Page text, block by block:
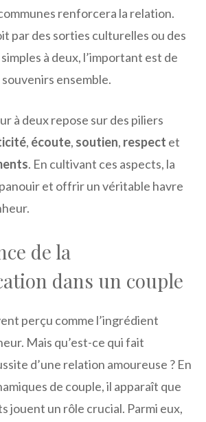
renforcera la relation.
par des sorties culturelles ou des
à deux, l’important est de
ensemble.
à deux repose sur des piliers
, écoute, soutien, respect et
. En cultivant ces aspects, la
et offrir un véritable havre
de la
dans un couple
perçu comme l’ingrédient
Mais qu’est-ce qui fait
d’une relation amoureuse ? En
de couple, il apparaît que
jouent un rôle crucial. Parmi eux,